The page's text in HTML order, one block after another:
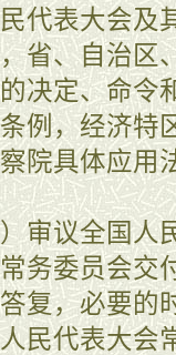
代表大会及
省、自治区
决定、命令
例，经济特
院具体应用
议全国人民
务委员会交
复，必要的
民代表大会